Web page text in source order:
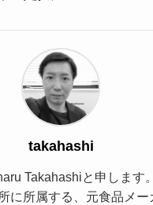
takahashi
Takahashiと申します。
に所属する、元食品メー